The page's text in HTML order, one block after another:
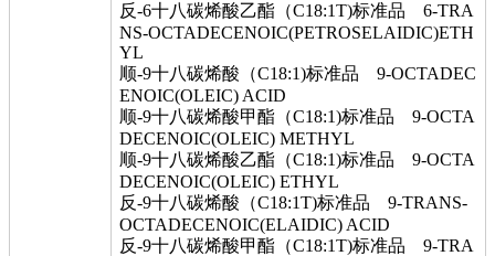
反-6十八碳烯酸乙酯（C18:1T)标准品 6-TRA
NS-OCTADECENOIC(PETROSELAIDIC)ETH
YL
顺-9十八碳烯酸（C18:1)标准品 9-OCTADEC
ENOIC(OLEIC) ACID
顺-9十八碳烯酸甲酯（C18:1)标准品 9-OCTA
DECENOIC(OLEIC) METHYL
顺-9十八碳烯酸乙酯（C18:1)标准品 9-OCTA
DECENOIC(OLEIC) ETHYL
反-9十八碳烯酸（C18:1T)标准品 9-TRANS-
OCTADECENOIC(ELAIDIC) ACID
反-9十八碳烯酸甲酯（C18:1T)标准品 9-TRA